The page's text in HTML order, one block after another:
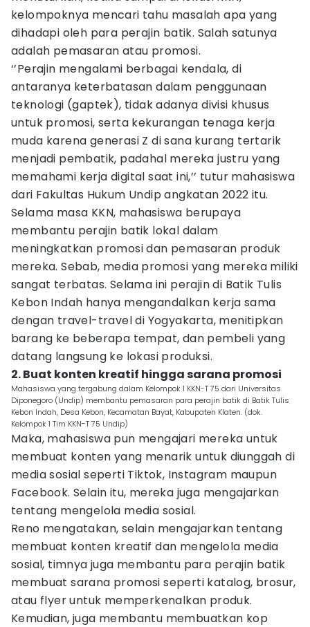
kelompoknya mencari tahu masalah apa yang
dihadapi oleh para perajin batik. Salah satunya
adalah pemasaran atau promosi.
‘’Perajin mengalami berbagai kendala, di
antaranya keterbatasan dalam penggunaan
teknologi (gaptek), tidak adanya divisi khusus
untuk promosi, serta kekurangan tenaga kerja
muda karena generasi Z di sana kurang tertarik
menjadi pembatik, padahal mereka justru yang
memahami kerja digital saat ini,’’ tutur mahasiswa
dari Fakultas Hukum Undip angkatan 2022 itu.
Selama masa KKN, mahasiswa berupaya
membantu perajin batik lokal dalam
meningkatkan promosi dan pemasaran produk
mereka. Sebab, media promosi yang mereka miliki
sangat terbatas. Selama ini perajin di Batik Tulis
Kebon Indah hanya mengandalkan kerja sama
dengan travel-travel di Yogyakarta, menitipkan
barang ke beberapa tempat, dan pembeli yang
datang langsung ke lokasi produksi.
2. Buat konten kreatif hingga sarana promosi
Mahasiswa yang tergabung dalam Kelompok 1 KKN-T 75 dari Universitas
Diponegoro (Undip) membantu pemasaran para perajin batik di Batik Tulis
Kebon Indah, Desa Kebon, Kecamatan Bayat, Kabupaten Klaten. (dok.
Kelompok 1 Tim KKN-T 75 Undip)
Maka, mahasiswa pun mengajari mereka untuk
membuat konten yang menarik untuk diunggah di
media sosial seperti Tiktok, Instagram maupun
Facebook. Selain itu, mereka juga mengajarkan
tentang mengelola media sosial.
Reno mengatakan, selain mengajarkan tentang
membuat konten kreatif dan mengelola media
sosial, timnya juga membantu para perajin batik
membuat sarana promosi seperti katalog, brosur,
atau flyer untuk memperkenalkan produk.
Kemudian, juga membantu membuatkan kop